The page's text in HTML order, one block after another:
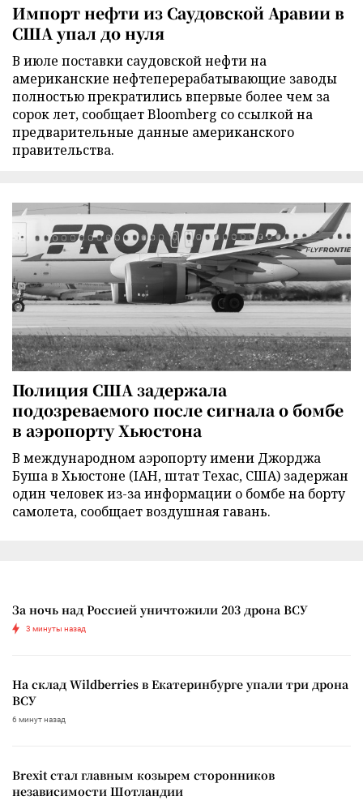
Импорт нефти из Саудовской Аравии в
США упал до нуля
В июле поставки саудовской нефти на
американские нефтеперерабатывающие заводы
полностью прекратились впервые более чем за
сорок лет, сообщает Bloomberg со ссылкой на
предварительные данные американского
правительства.
Полиция США задержала
подозреваемого после сигнала о бомбе
в аэропорту Хьюстона
В международном аэропорту имени Джорджа
Буша в Хьюстоне (IAH, штат Техас, США) задержан
один человек из-за информации о бомбе на борту
самолета, сообщает воздушная гавань.
За ночь над Россией уничтожили 203 дрона ВСУ
3 минуты назад
На склад Wildberries в Екатеринбурге упали три дрона
ВСУ
6 минут назад
Brexit стал главным козырем сторонников
независимости Шотландии